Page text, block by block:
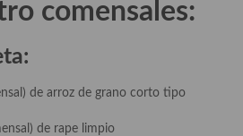
los mejores AOVES
comensales:
de arroz de grano corto tipo
de rape limpio